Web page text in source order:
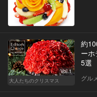
Vol.1
大人たちのクリスマス
約
ー
5選
グル